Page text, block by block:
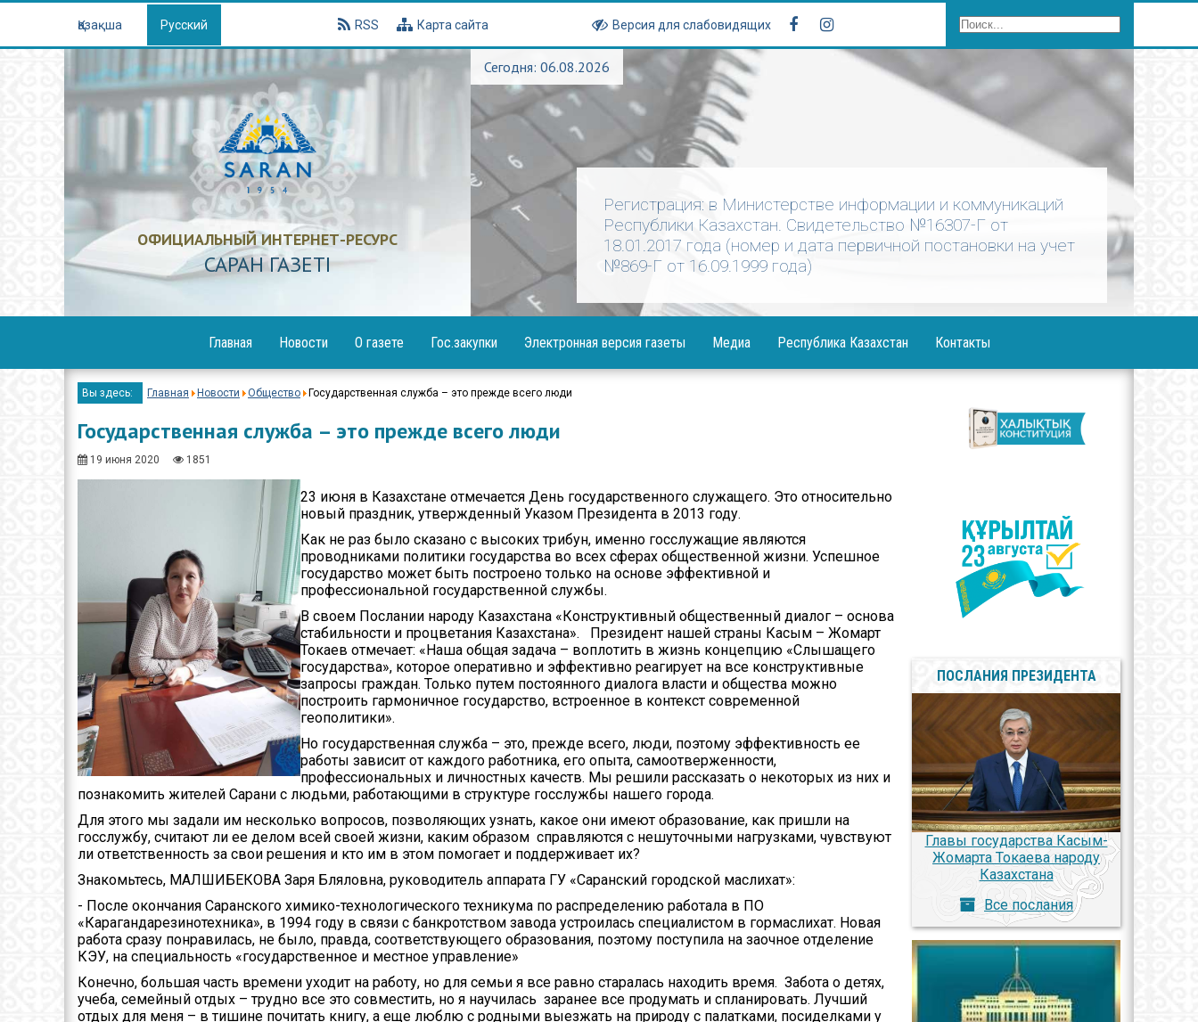
Қазақша Русский RSS Карта сайта Версия для слабовидящих
ОФИЦИАЛЬНЫЙ ИНТЕРНЕТ-РЕСУРС
САРАН ГАЗЕТI
Сегодня: 06.08.2026
Регистрация: в Министерстве информации и коммуникаций
Республики Казахстан. Свидетельство №16307-Г от
18.01.2017 года (номер и дата первичной постановки на учет
№869-Г от 16.09.1999 года)
Главная
Новости
Образование
Спорт
Экономика
Здравоохранение
Неотложка
В городском акимате
В городском
маслихате
Культура
Ими гордится город
Школьные будни
Коммунальная сфера
О газете
Гос.закупки
Объявления
Годовые планы
Электронная версия газеты
Медиа
Фотогалерея
Республика Казахстан
Послания Президента
Контакты
Вы здесь: Главная Новости Общество Государственная служба – это прежде всего люди
Государственная служба – это прежде всего люди
19 июня 2020 1851
23 июня в Казахстане отмечается День государственного служащего. Это относительно
новый праздник, утвержденный Указом Президента в 2013 году.
Как не раз было сказано с высоких трибун, именно госслужащие являются
проводниками политики государства во всех сферах общественной жизни. Успешное
государство может быть построено только на основе эффективной и
профессиональной государственной службы.
В своем Послании народу Казахстана «Конструктивный общественный диалог – основа
стабильности и процветания Казахстана». Президент нашей страны Касым – Жомарт
Токаев отмечает: «Наша общая задача – воплотить в жизнь концепцию «Слышащего
государства», которое оперативно и эффективно реагирует на все конструктивные
запросы граждан. Только путем постоянного диалога власти и общества можно
построить гармоничное государство, встроенное в контекст современной
геополитики».
Но государственная служба – это, прежде всего, люди, поэтому эффективность ее
работы зависит от каждого работника, его опыта, самоотверженности,
профессиональных и личностных качеств. Мы решили рассказать о некоторых из них и
познакомить жителей Сарани с людьми, работающими в структуре госслужбы нашего города.
Для этого мы задали им несколько вопросов, позволяющих узнать, какое они имеют образование, как пришли на
госслужбу, считают ли ее делом всей своей жизни, каким образом справляются с нешуточными нагрузками, чувствуют
ли ответственность за свои решения и кто им в этом помогает и поддерживает их?
Знакомьтесь, МАЛШИБЕКОВА Заря Бляловна, руководитель аппарата ГУ «Саранский городской маслихат»:
- После окончания Саранского химико-технологического техникума по распределению работала в ПО
«Карагандарезинотехника», в 1994 году в связи с банкротством завода устроилась специалистом в гормаслихат. Новая
работа сразу понравилась, не было, правда, соответствующего образования, поэтому поступила на заочное отделение
КЭУ, на специальность «государственное и местное управление»
Конечно, большая часть времени уходит на работу, но для семьи я все равно старалась находить время. Забота о детях,
учеба, семейный отдых – трудно все это совместить, но я научилась заранее все продумать и спланировать. Лучший
отдых для меня – в тишине почитать книгу, а еще люблю с родными выезжать на природу с палатками, посиделками у
ПОСЛАНИЯ ПРЕЗИДЕНТА
Главы государства Касым-
Жомарта Токаева народу
Казахстана
Все послания